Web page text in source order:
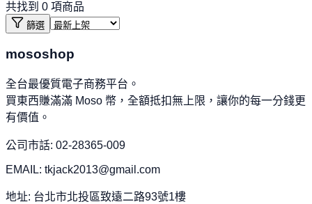
共找到 0 項商品
篩選
mososhop
全台最優質電子商務平台。
買東西賺滿滿 Moso 幣，全額抵扣無上限，讓你的每一分錢更
有價值。
公司市話: 02-28365-009
EMAIL: tkjack2013@gmail.com
地址: 台北市北投區致遠二路93號1樓